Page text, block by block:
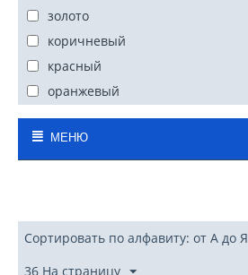
золото
коричневый
красный
оранжевый
перламутр
розовый
серебро
слоновая кость
фиолетовый, сиреневый
МЕНЮ
Сортировать по алфавиту: от А до Я
36 На страницу